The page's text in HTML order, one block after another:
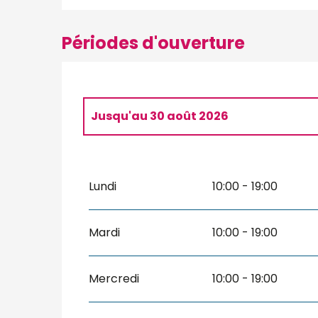
Périodes d'ouverture
Du4 avril 2026 3 juillet 2026
Jusqu'au 30 août 2026
Du 31 août 2026 27 septembre 2026
Du28 septembre 2026au1 novembre
Lundi 10:00 - 19:00
Mardi 10:00 - 19:00
Mercredi 10:00 - 19:00